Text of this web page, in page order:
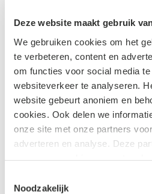
Deze website maakt gebruik
We gebruiken cookies om het
te verbeteren, content en
om functies voor social media
websiteverkeer te analyseren.
website gebeurt anoniem en
cookies. Ook delen we
onze site met onze partners
adverteren en analyse. Deze
uw gebruik van hun services.
Noodzakelijk
E-mailadres*
Telefoonnummer*